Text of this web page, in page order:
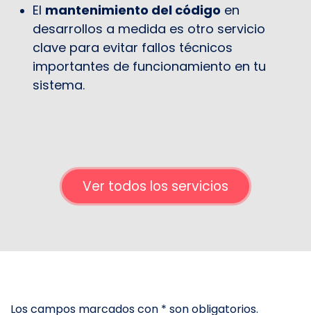
El mantenimiento del código en
desarrollos a medida es otro servicio
clave para evitar fallos técnicos
importantes de funcionamiento en tu
sistema.
Ver todos los servicios
Los campos marcados con * son obligatorios.